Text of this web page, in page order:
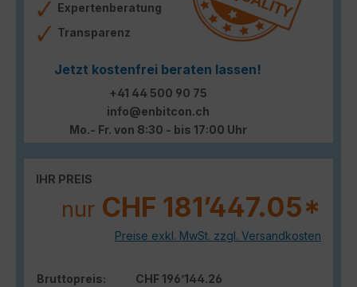
Expertenberatung
Transparenz
Jetzt kostenfrei beraten lassen!
+41 44 500 90 75
info@enbitcon.ch
Mo.- Fr. von 8:30 - bis 17:00 Uhr
IHR PREIS
nur CHF 181’447.05*
Preise exkl. MwSt. zzgl. Versandkosten
Bruttopreis:
CHF 196’144.26